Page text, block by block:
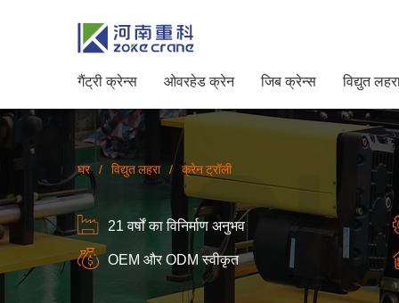
गैंट्री क्रेन्स ओवरहेड क्रेन जिब क्रेन्स विद्युत
घर / विद्युत लहरा / क्रेन ट्रॉली
21 वर्षों का विनिर्माण अनुभव
OEM और ODM स्वीकृत